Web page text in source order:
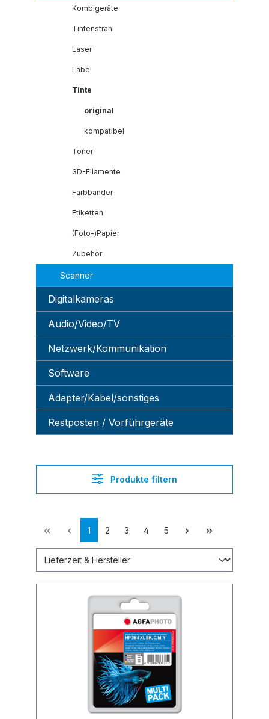
Kombigeräte
Tintenstrahl
Laser
Label
Tinte
original
kompatibel
Toner
3D-Filamente
Farbbänder
Etiketten
(Foto-)Papier
Zubehör
Scanner
Digitalkameras
Audio/Video/TV
Netzwerk/Kommunikation
Software
Adapter/Kabel/sonstiges
Restposten / Vorführgeräte
Produkte filtern
1 2 3 4 5